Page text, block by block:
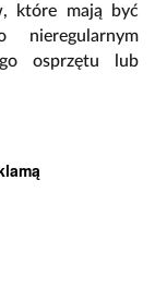
które mają być
nieregularnym
osprzętu lub